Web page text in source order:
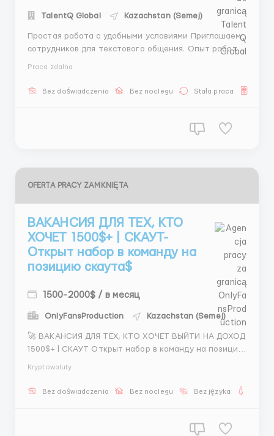
TalentQ Global Kazachstan (Semej)
Простая работа с удобными условиями Приглашаем
сотрудников для текстового общения. Опыт работы
Быстро и точно отвечать на сообщения Условия
Praca zdalna
Bez doświadczenia Bez noclegu Stała praca
OFERTA PRACY ZAMKNIĘTA
ВАКАНСИЯ ДЛЯ ТЕХ, КТО
ХОЧЕТ 1500$+ | СКАУТ-
Открыт набор в команду на
позицию скаута$
1500-2000$ / в месяц
OnlyFansProduction Kazachstan (Semej)
🚀 ВАКАНСИЯ ДЛЯ ТЕХ, КТО ХОЧЕТ ВЫЙТИ НА ДОХОД
1500$+ | СКАУТ Открыт набор в команду на позицию
общения и зарабатывать достойные деньги. Это не
Kryptowaluty
Bez doświadczenia Bez noclegu Bez języka